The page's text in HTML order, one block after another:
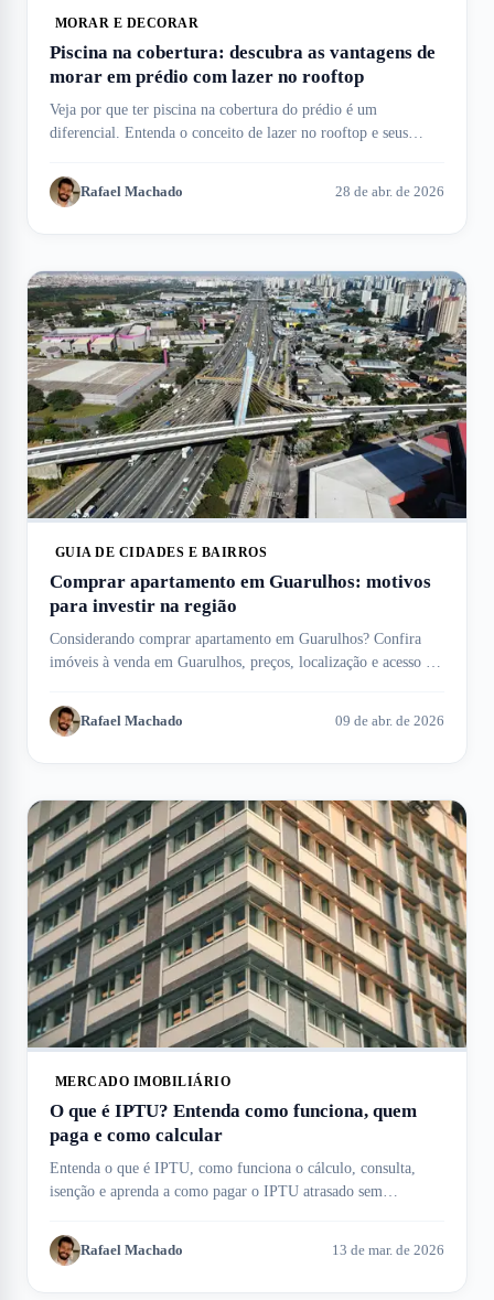
MORAR E DECORAR
Piscina na cobertura: descubra as vantagens de
morar em prédio com lazer no rooftop
Veja por que ter piscina na cobertura do prédio é um
diferencial. Entenda o conceito de lazer no rooftop e seus
Rafael Machado 28 de abr. de 2026
GUIA DE CIDADES E BAIRROS
Comprar apartamento em Guarulhos: motivos
para investir na região
Considerando comprar apartamento em Guarulhos? Confira
imóveis à venda em Guarulhos, preços, localização e acesso ao
Rafael Machado 09 de abr. de 2026
MERCADO IMOBILIÁRIO
O que é IPTU? Entenda como funciona, quem
paga e como calcular
Entenda o que é IPTU, como funciona o cálculo, consulta,
isenção e aprenda a como pagar o IPTU atrasado sem
Rafael Machado 13 de mar. de 2026